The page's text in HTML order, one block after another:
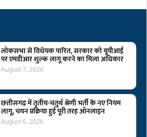
लोकसभा से विधेयक पारित, सरकार को यूपीआई
पर एमडीआर शुल्क लागू करने का मिला अधिकार
August 7, 2026
छत्तीसगढ़ में तृतीय-चतुर्थ श्रेणी भर्ती के नए नियम
लागू, चयन प्रक्रिया हुई पूरी तरह ऑनलाइन
August 6, 2026